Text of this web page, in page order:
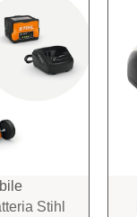
Stihl